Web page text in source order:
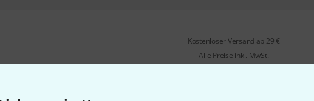
Kostenloser Versand ab 29 €
Alle Preise inkl. MwSt.